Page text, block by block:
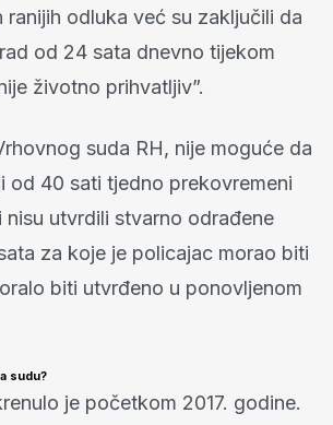
ranijih odluka već su zaključili da
od 24 sata dnevno tijekom
životno prihvatljiv”.
suda RH, nije moguće da
od 40 sati tjedno prekovremeni
nisu utvrdili stvarno odrađene
za koje je policajac morao biti
biti utvrđeno u ponovljenom
sudu?
je početkom 2017. godine.